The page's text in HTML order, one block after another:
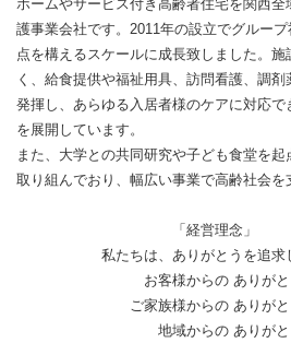
ホームやサービス付き高齢者住宅を関西
護事業会社です。2011年の設立でグルー
点を構えるスケールに成長致しました。
く、給食提供や福祉用具、訪問看護、調
発揮し、あらゆる入居者様のケアに対応
を展開しています。
また、大学との共同研究や子ども食堂を
取り組んでおり、幅広い事業で高齢社会を
「経営理念」
私たちは、ありがとうを追求
お客様からの ありがと
ご家族様からの ありがと
地域からの ありがと